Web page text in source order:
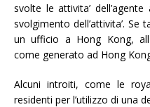
svolte le attivita’
svolgimento dell’attivita’. Se
un ufficio a Hong Kong,
come generato ad Hong
Alcuni introiti, come le
residenti per l’utilizzo di una